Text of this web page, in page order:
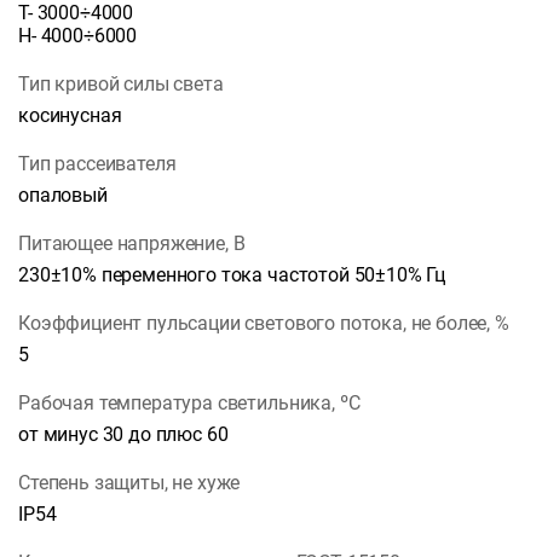
Т- 3000÷4000
Н- 4000÷6000
Тип кривой силы света
косинусная
Тип рассеивателя
опаловый
Питающее напряжение, В
230±10% переменного тока частотой 50±10% Гц
Коэффициент пульсации светового потока, не более, %
5
Рабочая температура светильника, ºС
от минус 30 до плюс 60
Степень защиты, не хуже
IP54